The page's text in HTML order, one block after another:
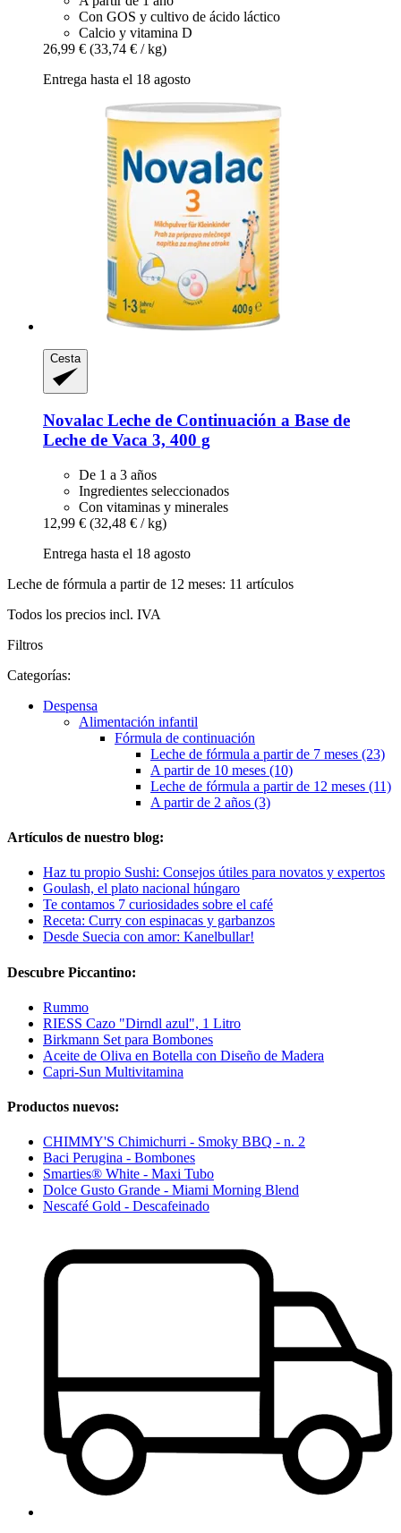
Con GOS y cultivo de ácido láctico
Calcio y vitamina D
26,99 € (33,74 € / kg)
Entrega hasta el 18 agosto
Cesta
Novalac Leche de Continuación a Base de
Leche de Vaca 3, 400 g
De 1 a 3 años
Ingredientes seleccionados
Con vitaminas y minerales
12,99 € (32,48 € / kg)
Entrega hasta el 18 agosto
Leche de fórmula a partir de 12 meses: 11 artículos
Todos los precios incl. IVA
Filtros
Categorías:
Despensa
Alimentación infantil
Fórmula de continuación
Leche de fórmula a partir de 7 meses (23)
A partir de 10 meses (10)
Leche de fórmula a partir de 12 meses (11)
A partir de 2 años (3)
Artículos de nuestro blog:
Haz tu propio Sushi: Consejos útiles para novatos y expertos
Goulash, el plato nacional húngaro
Te contamos 7 curiosidades sobre el café
Receta: Curry con espinacas y garbanzos
Desde Suecia con amor: Kanelbullar!
Descubre Piccantino:
Rummo
RIESS Cazo "Dirndl azul", 1 Litro
Birkmann Set para Bombones
Aceite de Oliva en Botella con Diseño de Madera
Capri-Sun Multivitamina
Productos nuevos:
CHIMMY'S Chimichurri - Smoky BBQ - n. 2
Baci Perugina - Bombones
Smarties® White - Maxi Tubo
Dolce Gusto Grande - Miami Morning Blend
Nescafé Gold - Descafeinado